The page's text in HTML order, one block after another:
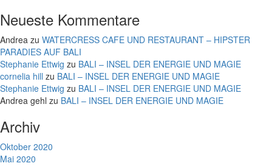
Neueste Kommentare
Andrea zu WATERCRESS CAFE UND RESTAURANT – HIPSTER
PARADIES AUF BALI
Stephanie Ettwig zu BALI – INSEL DER ENERGIE UND MAGIE
cornelia hill zu BALI – INSEL DER ENERGIE UND MAGIE
Stephanie Ettwig zu BALI – INSEL DER ENERGIE UND MAGIE
Andrea gehl zu BALI – INSEL DER ENERGIE UND MAGIE
Archiv
Oktober 2020
Mai 2020